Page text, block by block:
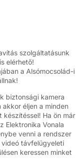
szolgáltatásunk
elérhető!
a Alsómocsolád-i
biztonsági kamera
akkor éljen a minden
készítéssel! Ha ön már
Elektronika Vonala
venni a rendszer
távfelügyeleti
keressen minket